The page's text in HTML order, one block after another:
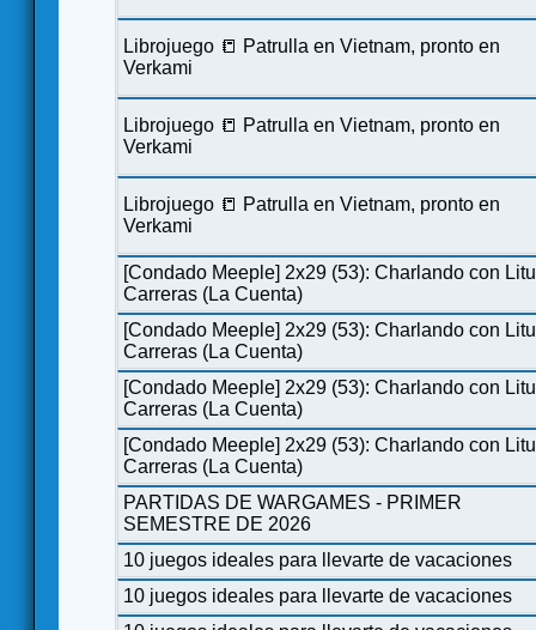
Librojuego 📒 Patrulla en Vietnam, pronto en
Verkami
Librojuego 📒 Patrulla en Vietnam, pronto en
Verkami
Librojuego 📒 Patrulla en Vietnam, pronto en
Verkami
[Condado Meeple] 2x29 (53): Charlando con
Carreras (La Cuenta)
[Condado Meeple] 2x29 (53): Charlando con
Carreras (La Cuenta)
[Condado Meeple] 2x29 (53): Charlando con
Carreras (La Cuenta)
[Condado Meeple] 2x29 (53): Charlando con
Carreras (La Cuenta)
PARTIDAS DE WARGAMES - PRIMER
SEMESTRE DE 2026
10 juegos ideales para llevarte de vacaciones
10 juegos ideales para llevarte de vacaciones